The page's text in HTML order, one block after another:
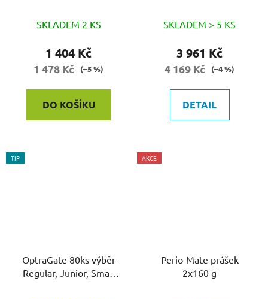
SKLADEM 2 KS
1 404 Kč
1 478 Kč (–5 %)
DO KOŠÍKU
SKLADEM > 5 KS
3 961 Kč
4 169 Kč (–4 %)
DETAIL
TIP
OptraGate 80ks výběr
Regular, Junior, Small
AKCE
Perio-Mate prášek
2x160 g